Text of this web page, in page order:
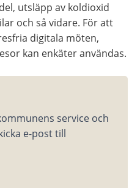
utsläpp av koldioxid
och så vidare. För att
digitala möten,
kan enkäter användas.
service och
e-post till